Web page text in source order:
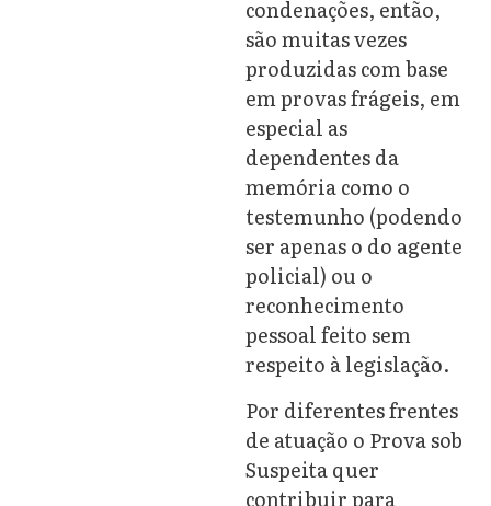
condenações, então,
são muitas vezes
produzidas com base
em provas frágeis, em
especial as
dependentes da
memória como o
testemunho (podendo
ser apenas o do agente
policial) ou o
reconhecimento
pessoal feito sem
respeito à legislação.
Por diferentes frentes
de atuação o Prova sob
Suspeita quer
contribuir para